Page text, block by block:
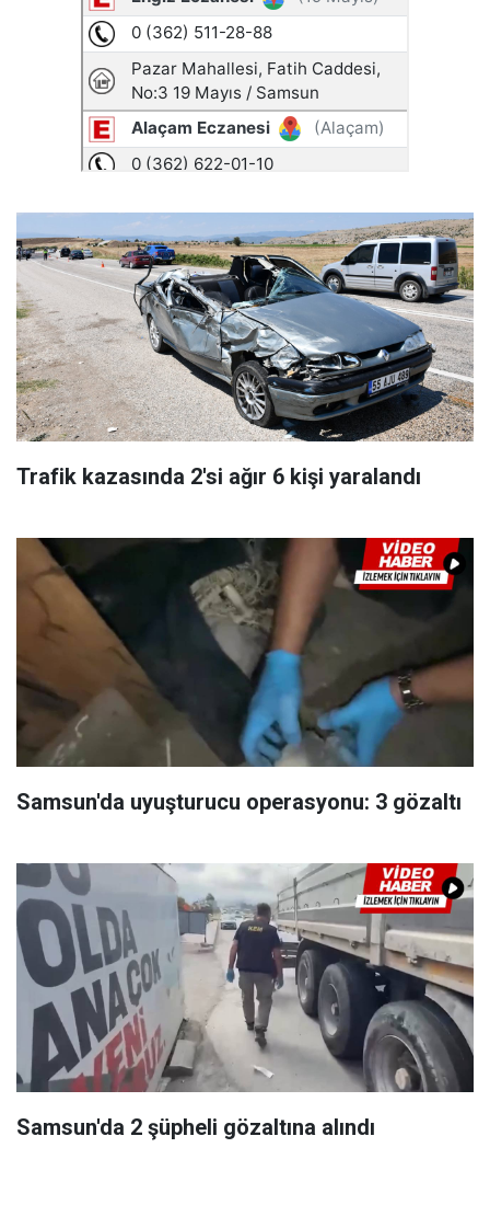
Trafik kazasında 2'si ağır 6 kişi yaralandı
Samsun'da uyuşturucu operasyonu: 3 gözaltı
Samsun'da 2 şüpheli gözaltına alındı